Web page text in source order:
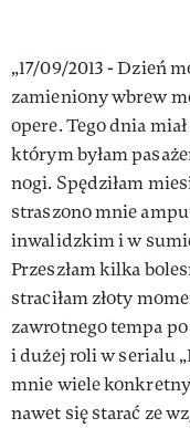
„17/09/2013 - Dzień
zamieniony wbrew
opere. Tego dnia
którym byłam
nogi. Spędziłam
straszono mnie
inwalidzkim i w
Przeszłam kilka
straciłam złoty
zawrotnego tempa
i dużej roli w serialu
mnie wiele
nawet się starać ze